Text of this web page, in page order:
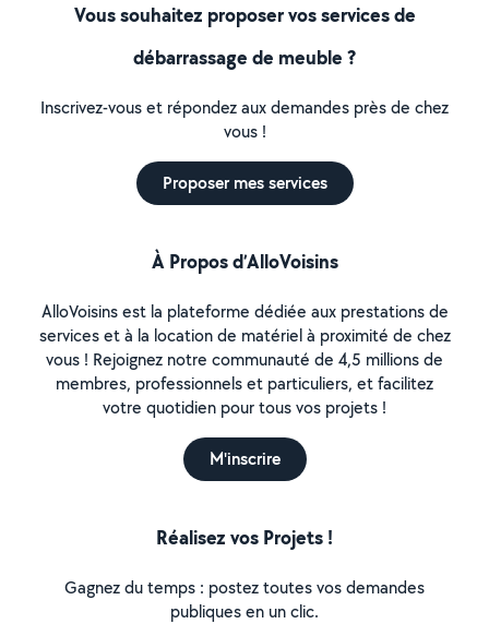
Vous souhaitez proposer vos services de
débarrassage de meuble ?
Inscrivez-vous et répondez aux demandes près de chez
vous !
Proposer mes services
À Propos d’AlloVoisins
AlloVoisins est la plateforme dédiée aux prestations de
services et à la location de matériel à proximité de chez
vous ! Rejoignez notre communauté de 4,5 millions de
membres, professionnels et particuliers, et facilitez
votre quotidien pour tous vos projets !
M'inscrire
Réalisez vos Projets !
Gagnez du temps : postez toutes vos demandes
publiques en un clic.